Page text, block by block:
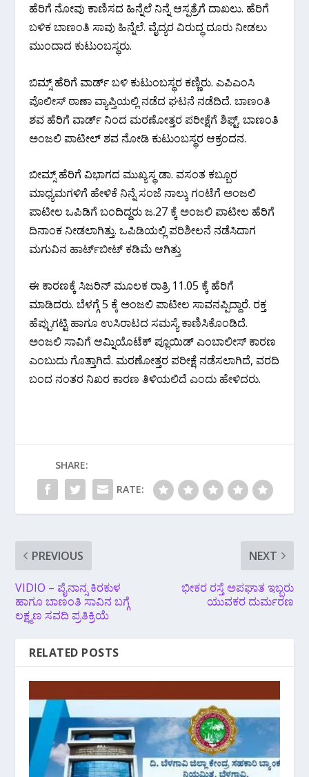
ಹೆರಿಗೆ ನೋವು ಕಾಣಿಸದ ಹಿನ್ನೆಲೆ ನಿನ್ನೆ ಆಸ್ಪತ್ರೆಗೆ ದಾಖಲು. ಹೆರಿಗೆ
ಬಳಿಕ ಬಾಣಂತಿ ಸಾವು ಹಿನ್ನೆಲೆ. ವೈದ್ಯರ ವಿರುದ್ಧ ದೂರು ನೀಡಲು
ಮುಂದಾದ ಕುಟುಂಬಸ್ಥರು.
ಬಿಮ್ಸ್ ಹೆರಿಗೆ ವಾರ್ಡ್ ಬಳಿ ಕುಟುಂಬಸ್ಥರ ಕಣ್ಣಿರು. ಎಪಿಎಂಸಿ
ಪೊಲೀಸ್ ಠಾಣಾ ವ್ಯಾಪ್ತಿಯಲ್ಲಿ ನಡೆದ ಘಟನೆ ನಡೆದಿದೆ. ಬಾಣಂತಿ
ಶವ ಹೆರಿಗೆ ವಾರ್ಡ್ ನಿಂದ ಮರಣೋತ್ತರ ಪರೀಕ್ಷೆಗೆ ಶಿಫ್ಟ್. ಬಾಣಂತಿ
ಅಂಜಲಿ ಪಾಟೀಲ್ ಶವ ನೋಡಿ ಕುಟುಂಬಸ್ಥರ ಆಕ್ರಂದನ.
ಬೀಮ್ಸ್ ಹೆರಿಗೆ ವಿಭಾಗದ ಮುಖ್ಯಸ್ಥ ಡಾ. ವಸಂತ ಕಬ್ಬೂರ
ಮಾಧ್ಯಮಗಳಿಗೆ ಹೇಳಿಕೆ ನಿನ್ನೆ ಸಂಜೆ ನಾಲ್ಕು ಗಂಟೆಗೆ ಅಂಜಲಿ
ಪಾಟೀಲ ಒಪಿಡಿಗೆ ಬಂದಿದ್ದರು ಜ.27 ಕ್ಕೆ ಅಂಜಲಿ ಪಾಟೀಲ ಹೆರಿಗೆ
ದಿನಾಂಕ ನೀಡಲಾಗಿತ್ತು. ಒಪಿಡಿಯಲ್ಲಿ ಪರಿಶೀಲನೆ ನಡೆಸಿದಾಗ
ಮಗುವಿನ ಹಾರ್ಟ್‌ಬೀಟ್ ಕಡಿಮೆ ಆಗಿತ್ತು
ಈ ಕಾರಣಕ್ಕೆ ಸಿಜರಿನ್ ಮೂಲಕ ರಾತ್ರಿ 11.05 ಕ್ಕೆ ಹೆರಿಗೆ
ಮಾಡಿದರು. ಬೆಳಗ್ಗೆ 5 ಕ್ಕೆ ಅಂಜಲಿ ಪಾಟೀಲ ಸಾವನಪ್ಪಿದ್ದಾರೆ. ರಕ್ತ
ಹೆಪ್ಪುಗಟ್ಟಿ ಹಾಗೂ ಉಸಿರಾಟದ ಸಮಸ್ಯೆ ಕಾಣಿಸಿಕೊಂಡಿದೆ.
ಅಂಜಲಿ ಸಾವಿಗೆ ಆಮ್ನಿಯೊಟೆಕ್ ಪ್ಲೂಯಿಡ್ ಎಂಬಾಲೀಸ್ ಕಾರಣ
ಎಂಬುದು ಗೊತ್ತಾಗಿದೆ. ಮರಣೋತ್ತರ ಪರೀಕ್ಷೆ ನಡೆಸಲಾಗಿದೆ, ವರದಿ
ಬಂದ ನಂತರ ನಿಖರ ಕಾರಣ ತಿಳಿಯಲಿದೆ ಎಂದು ಹೇಳಿದರು.
SHARE:
RATE:
PREVIOUS
VIDIO – ಪೈನಾನ್ಸ ಕಿರಕುಳ‌
ಹಾಗೂ ಬಾಣಂತಿ ಸಾವಿನ ಬಗ್ಗೆ
ಲಕ್ಷ್ಮಣ ‌ಸವದಿ ಪ್ರತಿಕ್ರಿಯೆ
NEXT
ಭೀಕರ ರಸ್ತೆ ಅಪಘಾತ ಇಬ್ಬರು
ಯುವಕರ ದುರ್ಮರಣ
RELATED POSTS